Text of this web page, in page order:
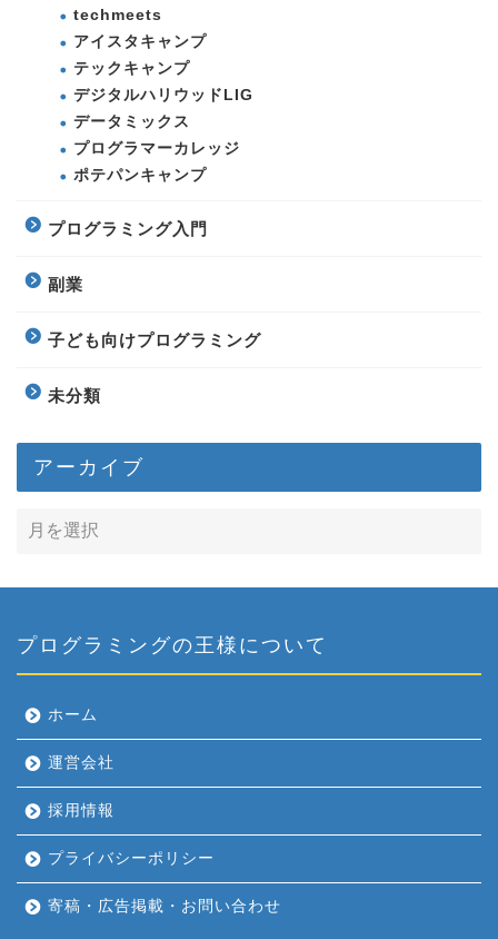
techmeets
アイスタキャンプ
テックキャンプ
デジタルハリウッドLIG
データミックス
プログラマーカレッジ
ポテパンキャンプ
プログラミング入門
副業
子ども向けプログラミング
未分類
アーカイブ
プログラミングの王様について
ホーム
運営会社
採用情報
プライバシーポリシー
寄稿・広告掲載・お問い合わせ